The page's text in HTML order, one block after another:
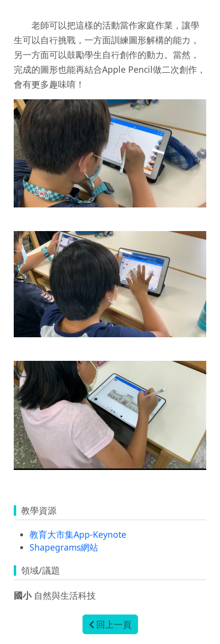
老師可以把這樣的活動當作家庭作業，讓學
生可以自行挑戰，一方面訓練圖形解構的能力，
另一方面可以鼓勵學生自行創作的動力。當然，
完成的圖形也能再結合Apple Pencil做二次創作，
會有更多趣味唷！
教學資源
教育大市集App-Keynote
Shapegrams網站
領域/議題
國小自然與生活科技
回上一頁